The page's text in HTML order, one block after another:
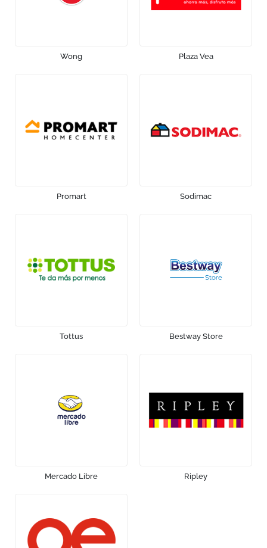
Wong Plaza Vea
Promart Sodimac
Tottus Bestway Store
Mercado Libre Ripley